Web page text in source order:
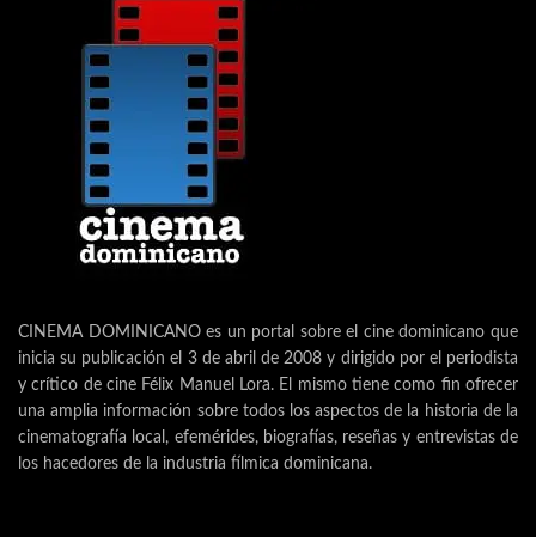
CINEMA DOMINICANO es un portal sobre el cine dominicano que
inicia su publicación el 3 de abril de 2008 y dirigido por el periodista
y crítico de cine Félix Manuel Lora. El mismo tiene como fin ofrecer
una amplia información sobre todos los aspectos de la historia de la
cinematografía local, efemérides, biografías, reseñas y entrevistas de
los hacedores de la industria fílmica dominicana.